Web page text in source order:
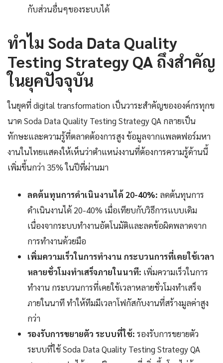
กับส่วนอื่นๆของระบบได้
ทำไม Soda Data Quality
Testing Strategy QA ถึงสำคัญ
ในยุคปัจจุบัน
ในยุคที่ digital transformation เป็นวาระสำคัญขององค์กรทุกข
นาด Soda Data Quality Testing Strategy QA กลายเป็น
ทักษะและความรู้ที่ตลาดต้องการสูง ข้อมูลจากแพลตฟอร์มหา
งานในไทยแสดงให้เห็นว่าตำแหน่งงานที่ต้องการความรู้ด้านนี้
เพิ่มขึ้นกว่า 35% ในปีที่ผ่านมา
ลดต้นทุนการดำเนินงานได้ 20-40%: ลดต้นทุนการ
ดำเนินงานได้ 20-40% เมื่อเทียบกับวิธีการแบบเดิม
เนื่องจากระบบทำงานอัตโนมัติและลดข้อผิดพลาดจาก
การทำงานด้วยมือ
เพิ่มความเร็วในการทำงาน กระบวนการที่เคยใช้เวลา
หลายชั่วโมงทำเสร็จภายในนาที: เพิ่มความเร็วในการ
ทำงาน กระบวนการที่เคยใช้เวลาหลายชั่วโมงทำเสร็จ
ภายในนาที ทำให้ทีมมีเวลาโฟกัสกับงานที่สร้างมูลค่าสูง
กว่า
รองรับการขยายตัว ระบบที่ใช้: รองรับการขยายตัว
ระบบที่ใช้ Soda Data Quality Testing Strategy QA